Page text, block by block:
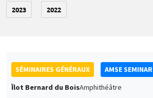
2023 2022
SÉMINAIRES GÉNÉRAUX
AMSE SEMINAR
Îlot Bernard du BoisAmphithéâtre